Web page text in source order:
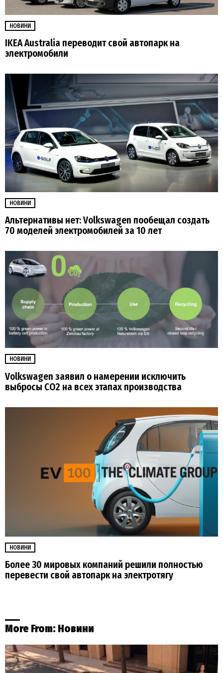
НОВИНИ
IKEA Australia переводит свой автопарк на
электромобили
НОВИНИ
Альтернативы нет: Volkswagen пообещал создать
70 моделей электромобилей за 10 лет
НОВИНИ
Volkswagen заявил о намерении исключить
выбросы CO2 на всех этапах производства
НОВИНИ
Более 30 мировых компаний решили полностью
перевести свой автопарк на электротягу
More From: Новини